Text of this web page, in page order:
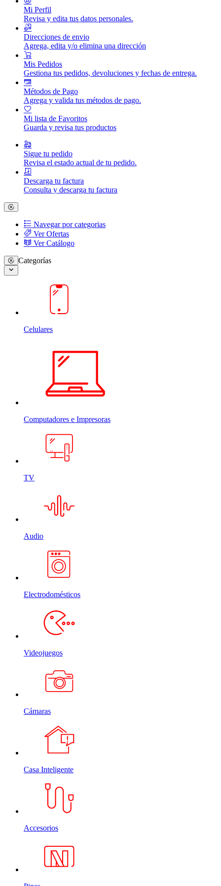
Mi Perfil
Revisa y edita tus datos personales.
Direcciones de envio
Agrega, edita y/o elimina una dirección
Mis Pedidos
Gestiona tus pedidos, devoluciones y fechas de entrega.
Métodos de Pago
Agrega y valida tus métodos de pago.
Mi lista de Favoritos
Guarda y revisa tus productos
Sigue tu pedido
Revisa el estado actual de tu pedido.
Descarga tu factura
Consulta y descarga tu factura
Navegar por categorias
Ver Ofertas
Ver Catálogo
Categorías
Celulares
Computadores e Impresoras
TV
Audio
Electrodomésticos
Videojuegos
Cámaras
Casa Inteligente
Accesorios